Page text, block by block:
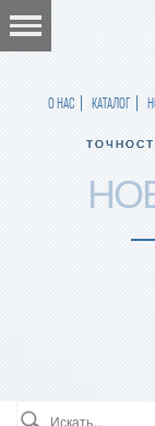
О НАС КАТАЛОГ